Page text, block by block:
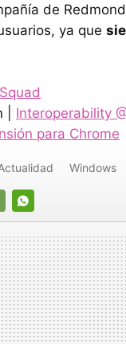
de
ya que
| Interoperability
para Chrome
WHATSAPP
Windows